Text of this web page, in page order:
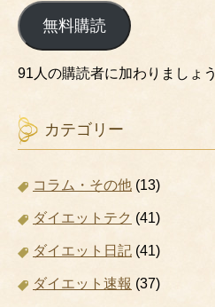
ル
ア
ド
レ
無料購読
91人の購読者に加わりましょう
カテゴリー
コラム・その他 (13)
ダイエットテク (41)
ダイエット日記 (41)
ダイエット速報 (37)